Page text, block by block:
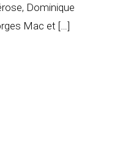
Dominique
Mac et […]